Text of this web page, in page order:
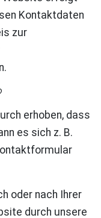
Kontaktdaten
zur
erhoben, dass
es sich z. B.
oder nach Ihrer
durch unsere